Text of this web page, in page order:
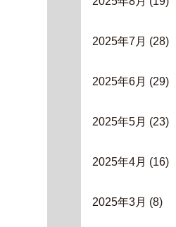
2025年7月 (28)
2025年6月 (29)
2025年5月 (23)
2025年4月 (16)
2025年3月 (8)